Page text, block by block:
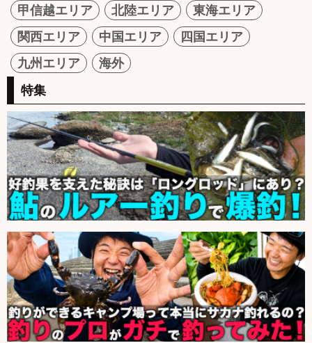
甲信越エリア
北陸エリア
東海エリア
関西エリア
中国エリア
四国エリア
九州エリア
海外
特集